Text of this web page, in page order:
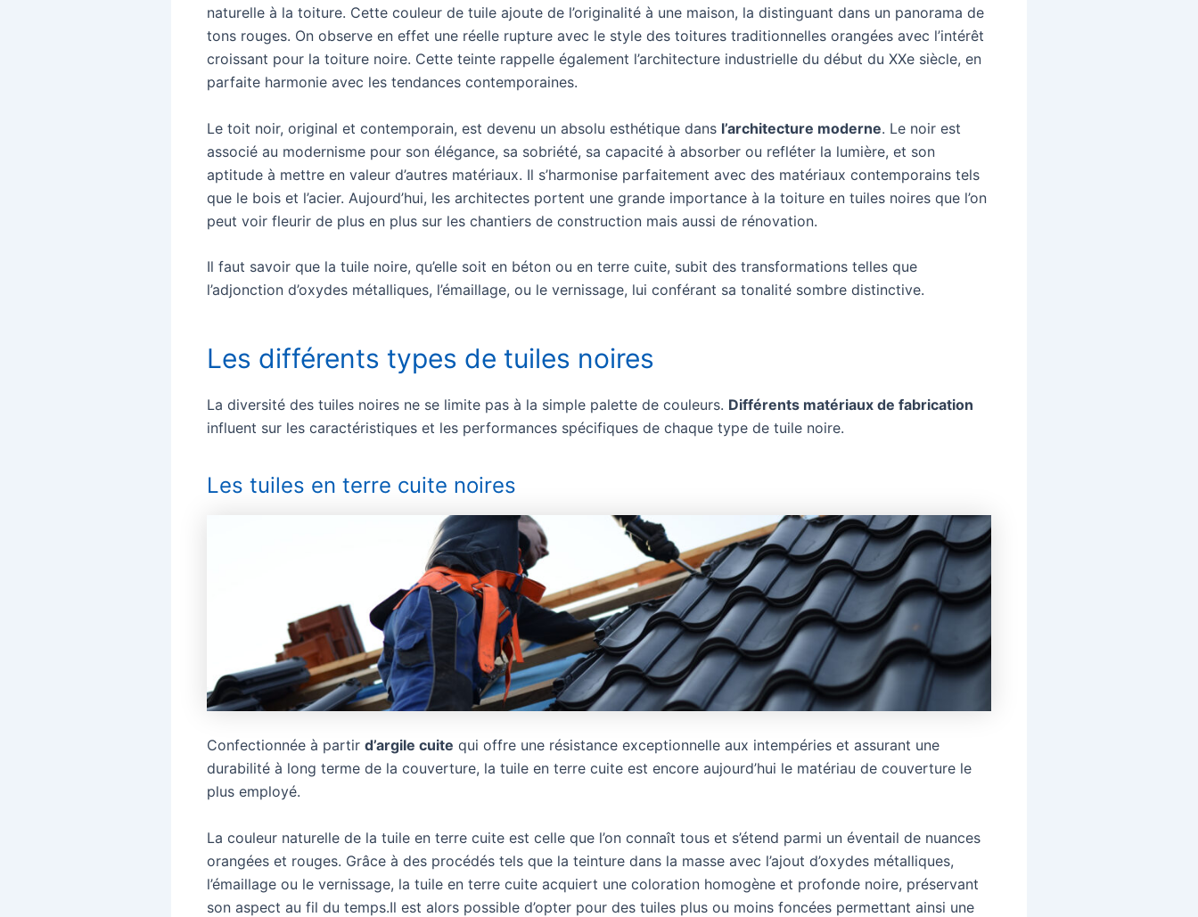
naturelle à la toiture. Cette couleur de tuile ajoute de l’originalité à une maison, la distinguant dans un panorama de
tons rouges. On observe en effet une réelle rupture avec le style des toitures traditionnelles orangées avec l’intérêt
croissant pour la toiture noire. Cette teinte rappelle également l’architecture industrielle du début du XXe siècle, en
parfaite harmonie avec les tendances contemporaines.
Le toit noir, original et contemporain, est devenu un absolu esthétique dans l’architecture moderne. Le noir est
associé au modernisme pour son élégance, sa sobriété, sa capacité à absorber ou refléter la lumière, et son
aptitude à mettre en valeur d’autres matériaux. Il s’harmonise parfaitement avec des matériaux contemporains tels
que le bois et l’acier. Aujourd’hui, les architectes portent une grande importance à la toiture en tuiles noires que l’on
peut voir fleurir de plus en plus sur les chantiers de construction mais aussi de rénovation.
Il faut savoir que la tuile noire, qu’elle soit en béton ou en terre cuite, subit des transformations telles que
l’adjonction d’oxydes métalliques, l’émaillage, ou le vernissage, lui conférant sa tonalité sombre distinctive.
Les différents types de tuiles noires
La diversité des tuiles noires ne se limite pas à la simple palette de couleurs. Différents matériaux de fabrication
influent sur les caractéristiques et les performances spécifiques de chaque type de tuile noire.
Les tuiles en terre cuite noires
Confectionnée à partir d’argile cuite qui offre une résistance exceptionnelle aux intempéries et assurant une
durabilité à long terme de la couverture, la tuile en terre cuite est encore aujourd’hui le matériau de couverture le
plus employé.
La couleur naturelle de la tuile en terre cuite est celle que l’on connaît tous et s’étend parmi un éventail de nuances
orangées et rouges. Grâce à des procédés tels que la teinture dans la masse avec l’ajout d’oxydes métalliques,
l’émaillage ou le vernissage, la tuile en terre cuite acquiert une coloration homogène et profonde noire, préservant
son aspect au fil du temps.Il est alors possible d’opter pour des tuiles plus ou moins foncées permettant ainsi une